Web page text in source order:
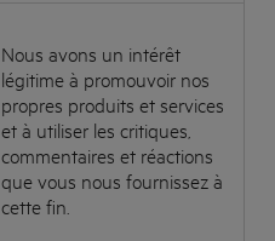
Nous avons un intérêt
légitime à promouvoir nos
propres produits et services
et à utiliser les critiques,
commentaires et réactions
que vous nous fournissez à
cette fin.